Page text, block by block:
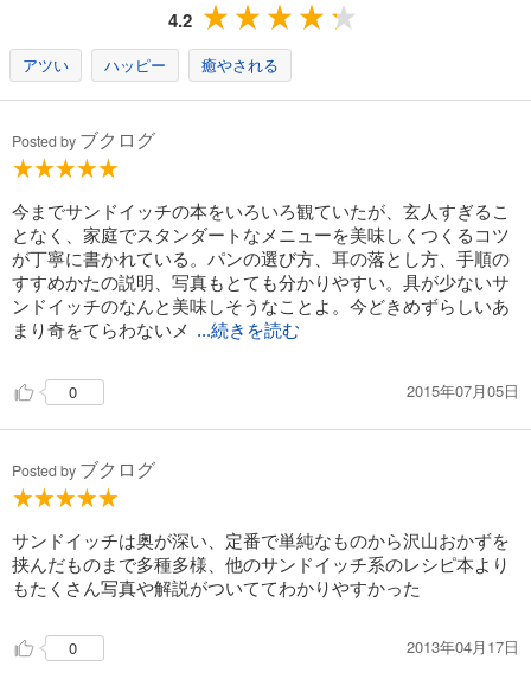
4.2
アツい ハッピー 癒やされる
Posted by ブクログ
今までサンドイッチの本をいろいろ観ていたが、玄人すぎるこ
となく、家庭でスタンダートなメニューを美味しくつくるコツ
が丁寧に書かれている。パンの選び方、耳の落とし方、手順の
すすめかたの説明、写真もとても分かりやすい。具が少ないサ
ンドイッチのなんと美味しそうなことよ。今どきめずらしいあ
まり奇をてらわないメ
...続きを読む
0 2015年07月05日
Posted by ブクログ
サンドイッチは奥が深い、定番で単純なものから沢山おかずを
挟んだものまで多種多様、他のサンドイッチ系のレシピ本より
もたくさん写真や解説がついててわかりやすかった
0 2013年04月17日